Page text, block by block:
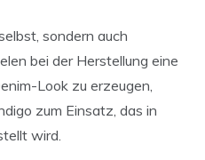
sondern auch
bei der Herstellung eine
Look zu erzeugen,
zum Einsatz, das in
wird.